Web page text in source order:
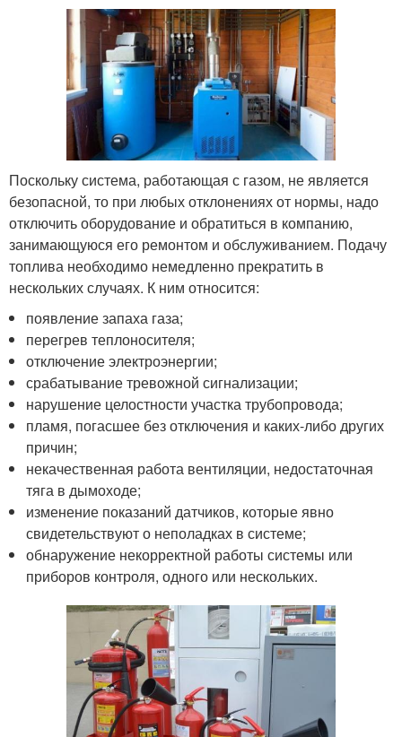
Поскольку система, работающая с газом, не является
безопасной, то при любых отклонениях от нормы, надо
отключить оборудование и обратиться в компанию,
занимающуюся его ремонтом и обслуживанием. Подачу
топлива необходимо немедленно прекратить в
нескольких случаях. К ним относится:
появление запаха газа;
перегрев теплоносителя;
отключение электроэнергии;
срабатывание тревожной сигнализации;
нарушение целостности участка трубопровода;
пламя, погасшее без отключения и каких-либо других
причин;
некачественная работа вентиляции, недостаточная
тяга в дымоходе;
изменение показаний датчиков, которые явно
свидетельствуют о неполадках в системе;
обнаружение некорректной работы системы или
приборов контроля, одного или нескольких.